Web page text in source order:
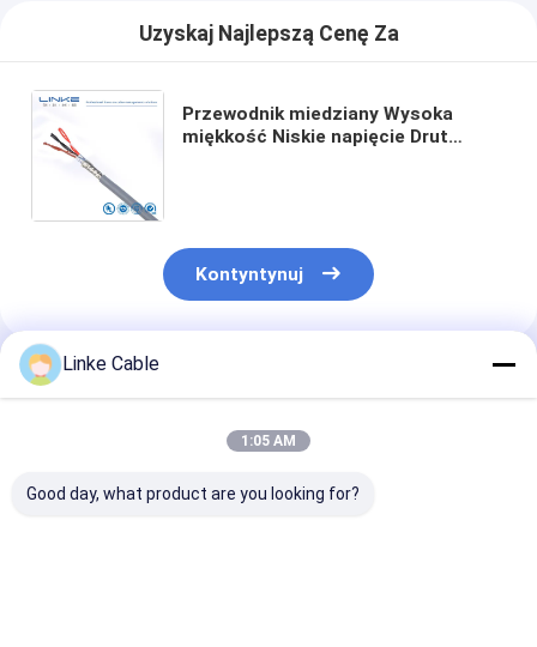
Uzyskaj Najlepszą Cenę Za
Przewodnik miedziany Wysoka
miękkość Niskie napięcie Drut
Kontyntynuj
Polecane Produkty
Linke Cable
1:05 AM
Good day, what product are you looking for?